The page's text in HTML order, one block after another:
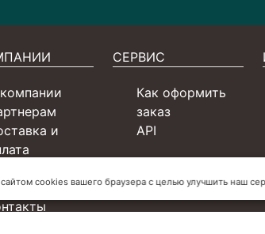
и
для СП
СЕРВИС
Как оформить
заказ
API
cookies вашего браузера с целью улучшить наш